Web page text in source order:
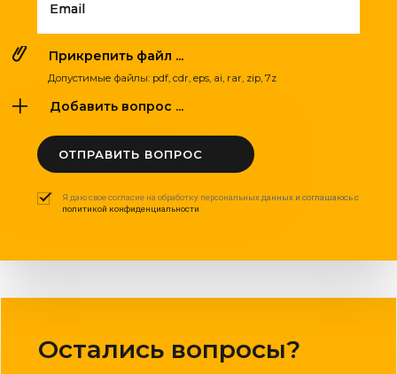
Email
Прикрепить файл ...
Допустимые файлы: pdf, cdr, eps, ai, rar, zip, 7z
Добавить вопрос ...
ОТПРАВИТЬ ВОПРОС
Я даю свое согласие на обработку персональных данных и соглашаюсь с
политикой конфиденциальности
Остались вопросы?